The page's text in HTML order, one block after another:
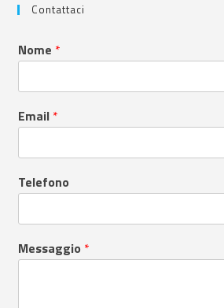
Contattaci
Nome *
Email *
Telefono
Messaggio *